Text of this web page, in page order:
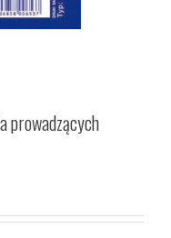
prowadzących